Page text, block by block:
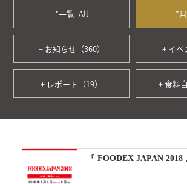
*一覧- All *
+ お知らせ（360） + イベ
+ レポート（19） + 食料
『 FOODEX JAPAN